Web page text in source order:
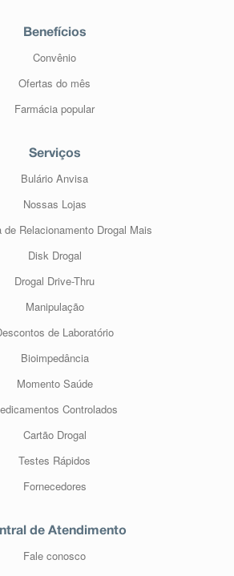
Benefícios
Convênio
Ofertas do mês
Farmácia popular
Serviços
Bulário Anvisa
Nossas Lojas
de Relacionamento Drogal Mais
Disk Drogal
Drogal Drive-Thru
Manipulação
de Laboratório
Bioimpedância
Momento Saúde
Controlados
Cartão Drogal
Testes Rápidos
Fornecedores
de Atendimento
Fale conosco